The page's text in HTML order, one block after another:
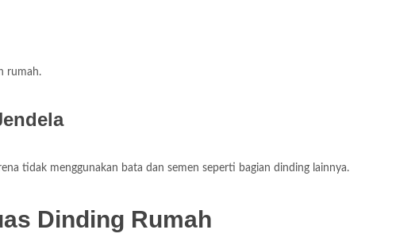
rumah.
tidak menggunakan bata dan semen seperti bagian dinding lainnya.
Dinding Rumah